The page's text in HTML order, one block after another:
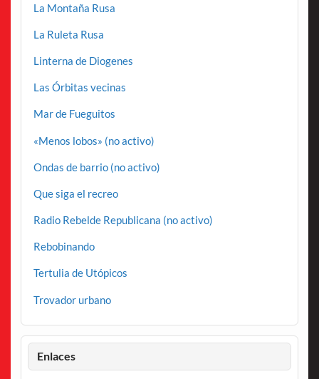
La Montaña Rusa
La Ruleta Rusa
Linterna de Diogenes
Las Órbitas vecinas
Mar de Fueguitos
«Menos lobos» (no activo)
Ondas de barrio (no activo)
Que siga el recreo
Radio Rebelde Republicana (no activo)
Rebobinando
Tertulia de Utópicos
Trovador urbano
Enlaces